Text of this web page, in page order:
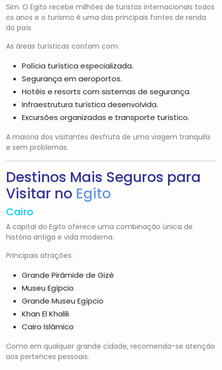
Sim. O Egito recebe milhões de turistas internacionais todos
os anos e o turismo é uma das principais fontes de renda
do país.
As áreas turísticas contam com:
Polícia turística especializada.
Segurança em aeroportos.
Hotéis e resorts com sistemas de segurança.
Infraestrutura turística desenvolvida.
Excursões organizadas e transporte turístico.
A maioria dos visitantes desfruta de uma viagem tranquila
e sem problemas.
Destinos Mais Seguros para
Visitar no Egito
Cairo
A capital do Egito oferece uma combinação única de
história antiga e vida moderna.
Principais atrações:
Grande Pirâmide de Gizé
Museu Egípcio
Grande Museu Egípcio
Khan El Khalili
Cairo Islâmico
Como em qualquer grande cidade, recomenda-se atenção
aos pertences pessoais.